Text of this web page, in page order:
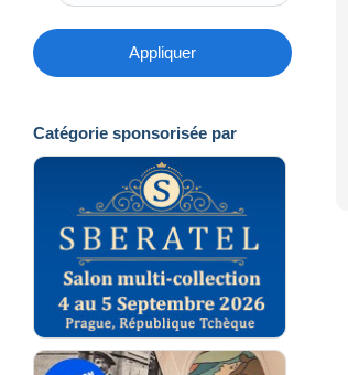
Appliquer
Catégorie sponsorisée par